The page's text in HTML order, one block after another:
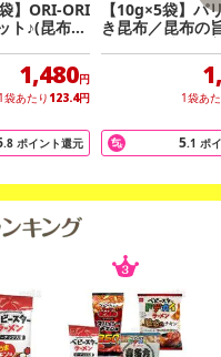
醤油（こいくちしょうゆ、
、しいたけだし、オリゴ
海道産））、小豆、還元
砂糖（てん菜（北海道
、全粉乳（生乳（北海道
】ORI-ORI
ト♪(昆布ス
スナック＆
1,480円
1袋あたり 123.4円
.8 ポイント還元
【10g×5袋】パ
き昆布／昆布の
ゅっと凝縮した
1袋あ
5.1 ポ